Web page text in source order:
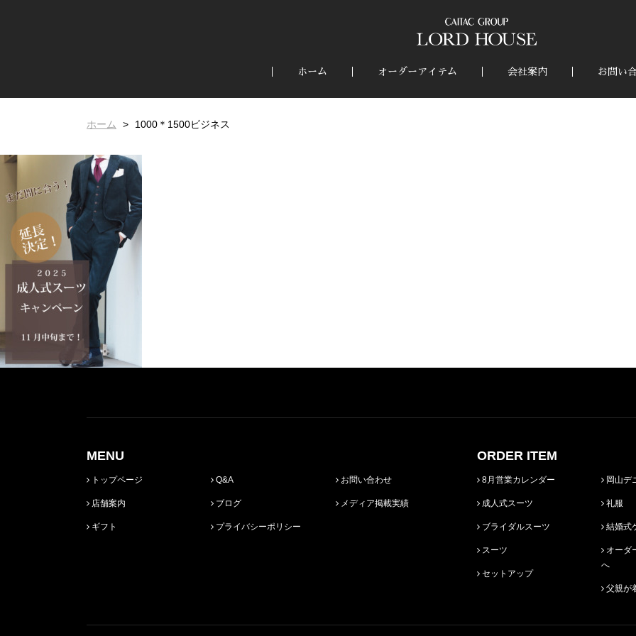
ホーム オーダーアイテム 会社案内 お問い
ホーム 1000＊1500ビジネス
MENU
トップページ
店舗案内
ギフト
Q&A
ブログ
プライバシーポリシー
お問い合わせ
メディア掲載実績
ORDER ITEM
8月営業カレンダー
成人式スーツ
ブライダルスーツ
スーツ
セットアップ
岡山デ
礼服
結婚式
へ
父親が